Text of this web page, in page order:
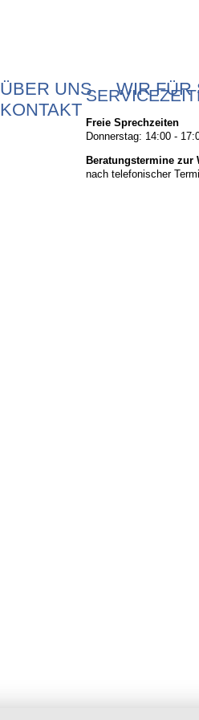
NAVIGATION
ÜBERSPRINGEN
ÜBER UNS WIR FÜR
KONTAKT
Freie Sprechzeiten
Donnerstag: 14:00 -
Beratungstermine zur
nach telefonischer